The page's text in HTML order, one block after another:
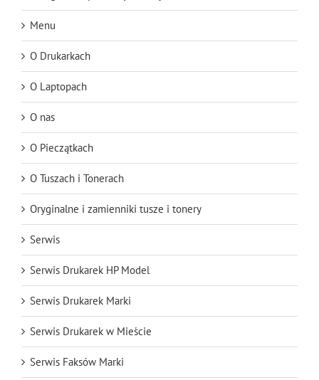
Menu
O Drukarkach
O Laptopach
O nas
O Pieczątkach
O Tuszach i Tonerach
Oryginalne i zamienniki tusze i tonery
Serwis
Serwis Drukarek HP Model
Serwis Drukarek Marki
Serwis Drukarek w Mieście
Serwis Faksów Marki